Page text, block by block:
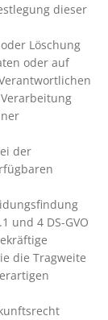
dieser
Löschung
oder auf
der
und 4 DS-GVO
die Tragweite